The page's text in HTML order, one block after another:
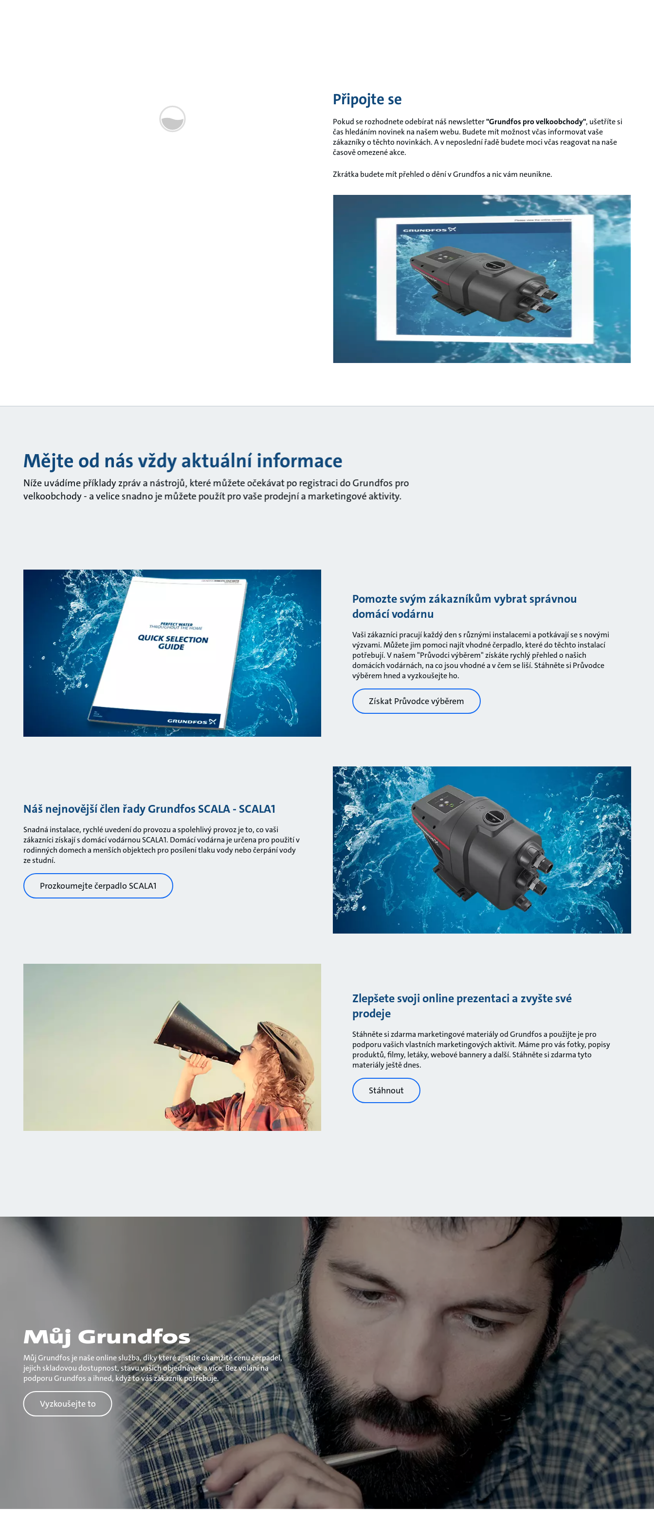
Připojte se
Pokud se rozhodnete odebírat náš newsletter"Grundfos pro velkoobchody", ušetříte si
čas hledáním novinek na našem webu. Budete mít možnost včas informovat vaše
zákazníky o těchto novinkách. A v neposlední řadě budete moci včas reagovat na naše
časově omezené akce.
Zkrátka budete mít přehled o dění v Grundfos a nic vám neunikne.
Mějte od nás vždy aktuální informace
Níže uvádíme příklady zpráv a nástrojů, které můžete očekávat po registraci do Grundfos pro
velkoobchody - a velice snadno je můžete použít pro vaše prodejní a marketingové aktivity.
Pomozte svým zákazníkům vybrat správnou
domácí vodárnu
Vaši zákazníci pracují každý den s různými instalacemi a potkávají se s novými
výzvami. Můžete jim pomoci najít vhodné čerpadlo, které do těchto instalací
potřebují. V našem "Průvodci výběrem" získáte rychlý přehled o našich
domácích vodárnách, na co jsou vhodné a v čem se liší. Stáhněte si Průvodce
výběrem hned a vyzkoušejte ho.
Získat Průvodce výběrem
Náš nejnovější člen řady Grundfos SCALA - SCALA1
Snadná instalace, rychlé uvedení do provozu a spolehlivý provoz je to, co vaši
zákazníci získají s domácí vodárnou SCALA1. Domácí vodárna je určena pro použití v
rodinných domech a menších objektech pro posílení tlaku vody nebo čerpání vody
ze studní.
Prozkoumejte čerpadlo SCALA1
Zlepšete svoji online prezentaci a zvyšte své
prodeje
Stáhněte si zdarma marketingové materiály od Grundfos a použijte je pro
podporu vašich vlastních marketingových aktivit. Máme pro vás fotky, popisy
produktů, filmy, letáky, webové bannery a další. Stáhněte si zdarma tyto
materiály ještě dnes.
Stáhnout
Můj Grundfos
Můj Grundfos je naše online služba, diky které zjistíte okamžitě cenu čerpadel,
jejich skladovou dostupnost, stavu vašich objednávek a více. Bez volání na
podporu Grundfos a ihned, když to váš zákazník potřebuje.
Vyzkoušejte to